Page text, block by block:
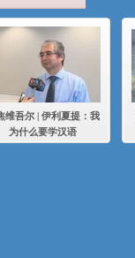
维吾尔 | 伊利夏提：我
为什么要学汉语